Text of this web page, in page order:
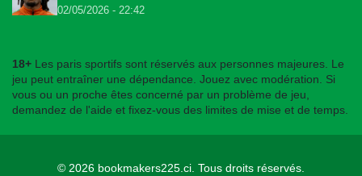
02/05/2026 - 22:42
18+ Les paris sportifs sont réservés aux personnes majeures. Le
jeu peut entraîner une dépendance. Jouez avec modération. Si
vous ou un proche êtes concerné par un problème de jeu,
demandez de l'aide et fixez-vous des limites de mise et de temps.
© 2026 bookmakers225.ci . Tous droits réservés.